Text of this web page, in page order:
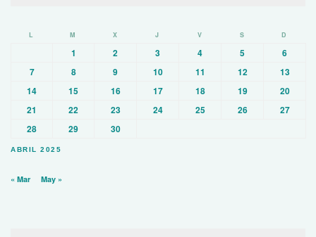
ABRIL 2025
L M X J V S D
1 2 3 4 5
6
7
8 9 10 11 12
13
14
15 16 17 18 19
20
21
22 23 24 25 26
27
28
29 30
« Mar May »